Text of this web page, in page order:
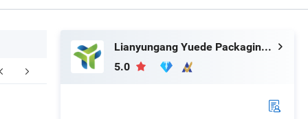
Zertifizierungen FAQ
Lianyungang Yuede Packaging New Materials Co., Ltd.
5.0